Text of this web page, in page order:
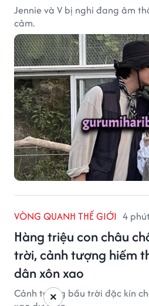
Jennie và V bị nghi đang âm
cảm.
VÒNG QUANH THẾ GIỚI 4
Hàng triệu con châu
trời, cảnh tượng hiếm
dân xôn xao
Cảnh tượng bầu trời đặc kín
×